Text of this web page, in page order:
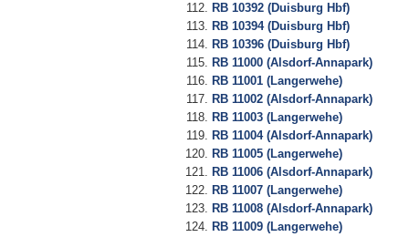
RB 10392 (Duisburg Hbf)
RB 10394 (Duisburg Hbf)
RB 10396 (Duisburg Hbf)
RB 11000 (Alsdorf-Annapark)
RB 11001 (Langerwehe)
RB 11002 (Alsdorf-Annapark)
RB 11003 (Langerwehe)
RB 11004 (Alsdorf-Annapark)
RB 11005 (Langerwehe)
RB 11006 (Alsdorf-Annapark)
RB 11007 (Langerwehe)
RB 11008 (Alsdorf-Annapark)
RB 11009 (Langerwehe)